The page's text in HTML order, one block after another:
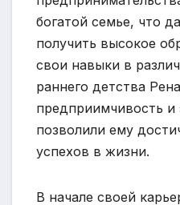
богатой семье, что
получить высокое
свои навыки в
раннего детства
предприимчивость
позволили ему
успехов в жизни.
В начале своей